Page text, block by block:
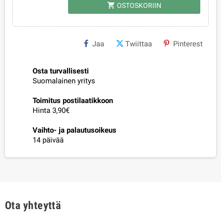
shopping_cart OSTOSKORIIN
Jaa Twiittaa Pinterest
Osta turvallisesti
Suomalainen yritys
Toimitus postilaatikkoon
Hinta 3,90€
Vaihto- ja palautusoikeus
14 päivää
Ota yhteyttä